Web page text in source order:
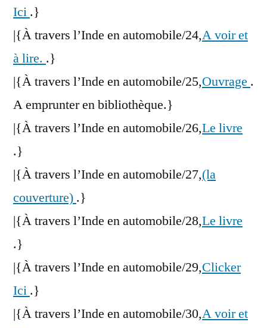
Ici .}
|{À travers l’Inde en automobile/24,A voir et
à lire. .}
|{À travers l’Inde en automobile/25,Ouvrage .
A emprunter en bibliothèque.}
|{À travers l’Inde en automobile/26,Le livre
.}
|{À travers l’Inde en automobile/27,(la
couverture) .}
|{À travers l’Inde en automobile/28,Le livre
.}
|{À travers l’Inde en automobile/29,Clicker
Ici .}
|{À travers l’Inde en automobile/30,A voir et